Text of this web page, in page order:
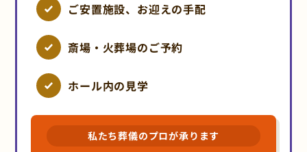
ご安置施設、お迎えの手配
斎場・火葬場のご予約
ホール内の見学
私たち葬儀のプロが承ります